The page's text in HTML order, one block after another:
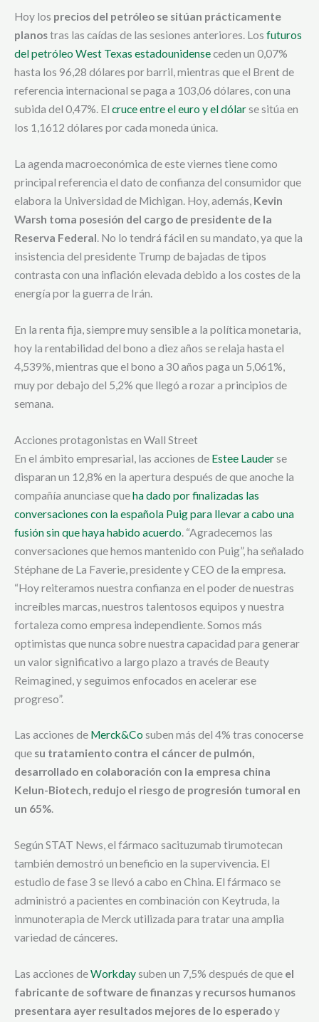
Hoy los precios del petróleo se sitúan prácticamente
planostras las caídas de las sesiones anteriores. Los futuros
del petróleo West Texas estadounidenseceden un 0,07%
hasta los 96,28 dólares por barril, mientras que el Brent de
referencia internacional se paga a 103,06 dólares, con una
subida del 0,47%. El cruce entre el euro y el dólarse sitúa en
los 1,1612 dólares por cada moneda única.
La agenda macroeconómica de este viernes tiene como
principal referencia el dato de confianza del consumidor que
elabora la Universidad de Michigan. Hoy, además, Kevin
Warsh toma posesión del cargo de presidente de la
Reserva Federal. No lo tendrá fácil en su mandato, ya que la
insistencia del presidente Trump de bajadas de tipos
contrasta con una inflación elevada debido a los costes de la
energía por la guerra de Irán.
En la renta fija, siempre muy sensible a la política monetaria,
hoy la rentabilidad del bono a diez años se relaja hasta el
4,539%, mientras que el bono a 30 años paga un 5,061%,
muy por debajo del 5,2% que llegó a rozar a principios de
semana.
Acciones protagonistas en Wall Street
En el ámbito empresarial, las acciones de Estee Lauderse
disparan un 12,8% en la apertura después de que anoche la
compañía anunciase queha dado por finalizadas las
conversaciones con la española Puig para llevar a cabo una
fusión sin que haya habido acuerdo. “Agradecemos las
conversaciones que hemos mantenido con Puig”, ha señalado
Stéphane de La Faverie, presidente y CEO de la empresa.
“Hoy reiteramos nuestra confianza en el poder de nuestras
increíbles marcas, nuestros talentosos equipos y nuestra
fortaleza como empresa independiente. Somos más
optimistas que nunca sobre nuestra capacidad para generar
un valor significativo a largo plazo a través de Beauty
Reimagined, y seguimos enfocados en acelerar ese
progreso”.
Las acciones de Merck&Co suben más del 4% tras conocerse
que su tratamiento contra el cáncer de pulmón,
desarrollado en colaboración con la empresa china
Kelun-Biotech, redujo el riesgo de progresión tumoral en
un 65%.
Según STAT News, el fármaco sacituzumab tirumotecan
también demostró un beneficio en la supervivencia. El
estudio de fase 3 se llevó a cabo en China. El fármaco se
administró a pacientes en combinación con Keytruda, la
inmunoterapia de Merck utilizada para tratar una amplia
variedad de cánceres.
Las acciones deWorkdaysuben un 7,5% después de que el
fabricante de software de finanzas y recursos humanos
presentara ayer resultados mejores de lo esperadoy